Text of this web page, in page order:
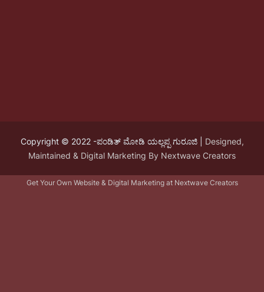
Copyright © 2022 -ಪಂಡಿತ್ ಮೋಡಿ ಯಲ್ಲಪ್ಪ ಗುರೂಜಿ | Designed,
Maintained & Digital Marketing By Nextwave Creators
Get Your Own Website & Digital Marketing at Nextwave Creators